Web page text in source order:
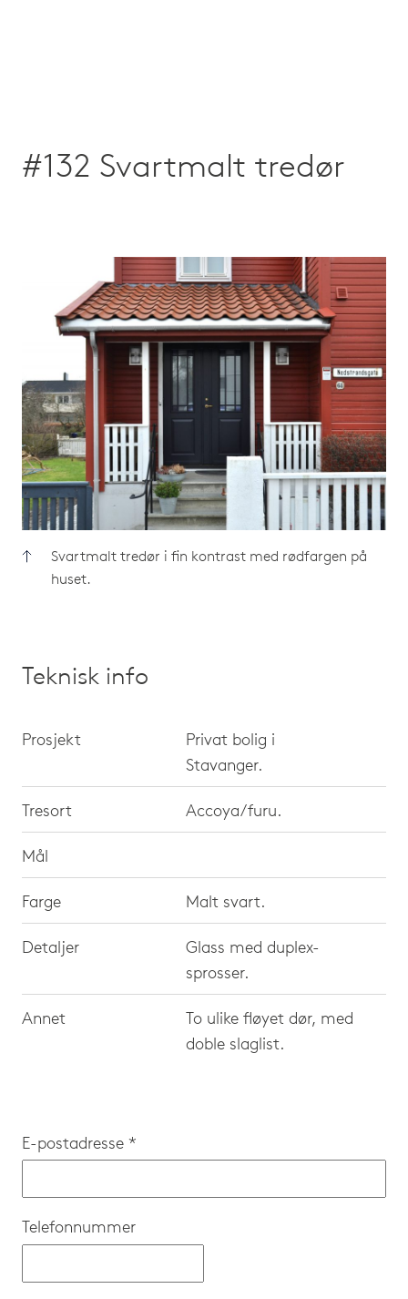
#132 Svartmalt tredør
Svartmalt tredør i fin kontrast med rødfargen på
huset.
Teknisk info
Prosjekt
Privat bolig i
Stavanger.
Tresort Accoya/furu.
Mål
Farge Malt svart.
Detaljer
Glass med duplex-
sprosser.
Annet
To ulike fløyet dør, med
doble slaglist.
E-postadresse *
Telefonnummer